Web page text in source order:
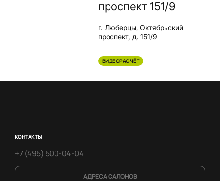
проспект 151/9
г. Люберцы, Октябрьский
проспект, д. 151/9
ВИДЕОРАСЧЁТ
КОНТАКТЫ
+7 (495) 500-04-04
АДРЕСА САЛОНОВ